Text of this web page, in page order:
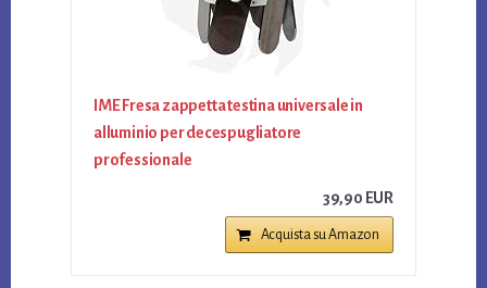
IME Fresa zappetta testina universale in
alluminio per decespugliatore
professionale
39,90 EUR
Acquista su Amazon